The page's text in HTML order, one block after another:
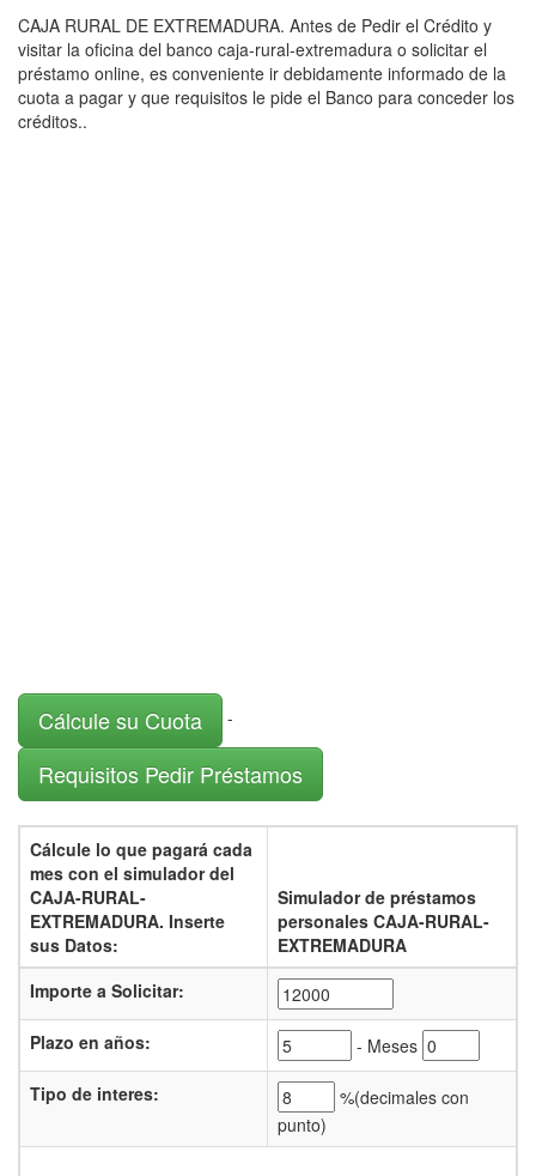
CAJA RURAL DE EXTREMADURA. Antes de Pedir el Crédito y
visitar la oficina del banco caja-rural-extremadura o solicitar el
préstamo online, es conveniente ir debidamente informado de la
cuota a pagar y que requisitos le pide el Banco para conceder los
créditos..
Cálcule su Cuota -
Requisitos Pedir Préstamos
Cálcule lo que pagará cada
mes con el simulador del
CAJA-RURAL-
EXTREMADURA. Inserte
sus Datos:
Simulador de préstamos
personales CAJA-RURAL-
EXTREMADURA
Importe a Solicitar:
Plazo en años:
- Meses
Tipo de interes: %(decimales con
punto)